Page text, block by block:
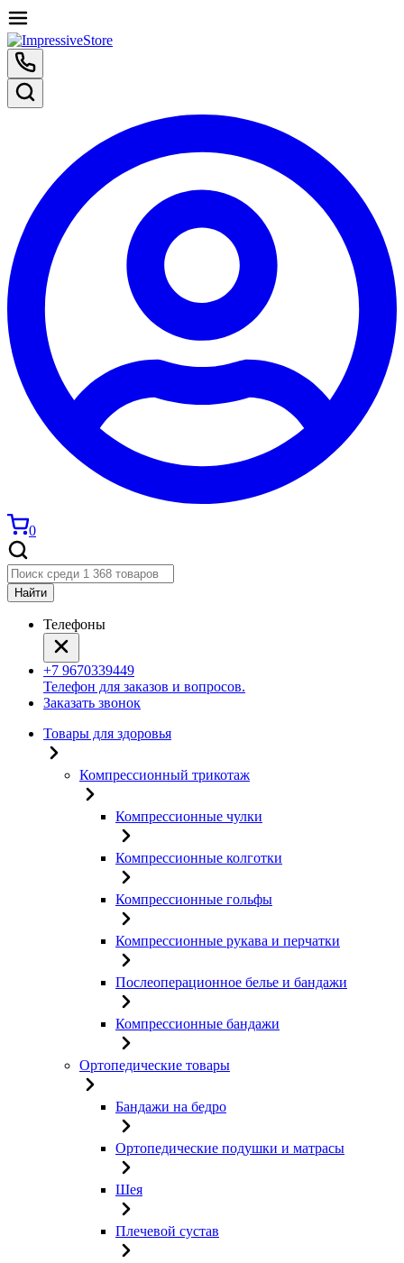
0
Найти
Телефоны
+7 9670339449
Телефон для заказов и вопросов.
Заказать звонок
Товары для здоровья
Компрессионный трикотаж
Компрессионные чулки
Компрессионные колготки
Компрессионные гольфы
Компрессионные рукава и перчатки
Послеоперационное белье и бандажи
Компрессионные бандажи
Ортопедические товары
Бандажи на бедро
Ортопедические подушки и матрасы
Шея
Плечевой сустав